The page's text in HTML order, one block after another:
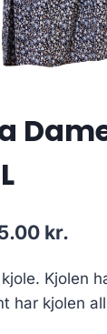
kr.
is:
Kjolen
har kjolen